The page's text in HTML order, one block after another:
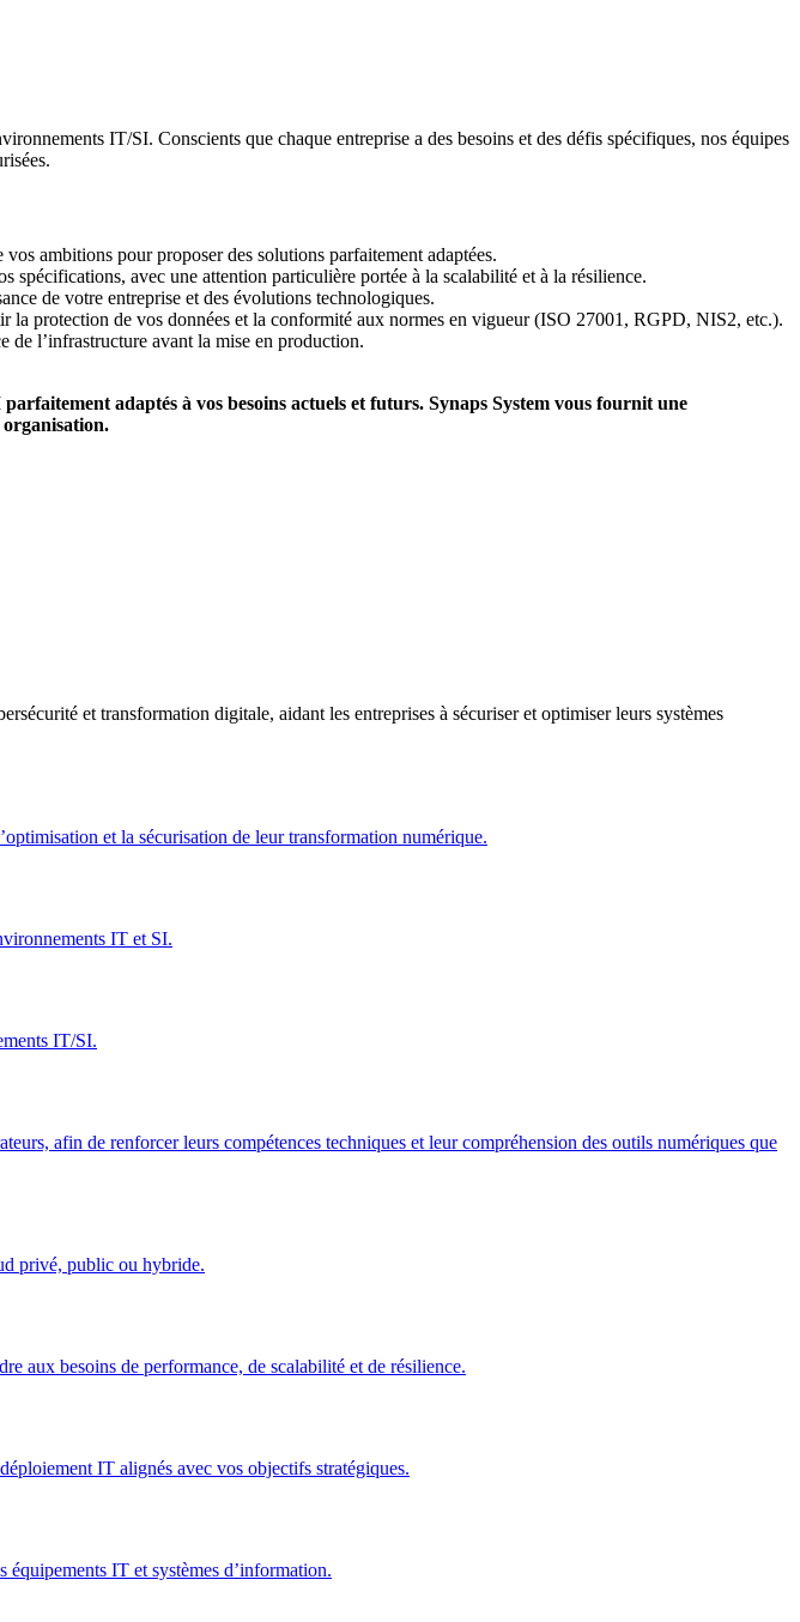
IT/SI. Conscients que chaque entreprise a des besoins et des défis spécifiques, nos équipes
ambitions pour proposer des solutions parfaitement adaptées.
spécifications, avec une attention particulière portée à la scalabilité et à la résilience.
de votre entreprise et des évolutions technologiques.
la protection de vos données et la conformité aux normes en vigueur (ISO 27001, RGPD, NIS2, etc.).
de l’infrastructure avant la mise en production.
adaptés à vos besoins actuels et futurs. Synaps System vous fournit une
et transformation digitale, aidant les entreprises à sécuriser et optimiser leurs systèmes
et la sécurisation de leur transformation numérique.
IT et SI.
IT/SI.
afin de renforcer leurs compétences techniques et leur compréhension des outils numériques que
privé, public ou hybride.
aux besoins de performance, de scalabilité et de résilience.
IT alignés avec vos objectifs stratégiques.
IT et systèmes d’information.